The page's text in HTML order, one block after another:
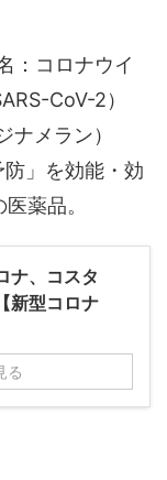
：コロナウイ
CoV-2）
ナメラン）
防」を効能・効
薬品。
ナ、コスタ
新型コロナ
る